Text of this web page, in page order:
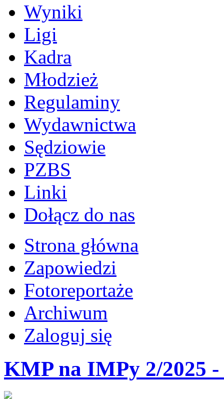
Wyniki
Ligi
Kadra
Młodzież
Regulaminy
Wydawnictwa
Sędziowie
PZBS
Linki
Dołącz do nas
Strona główna
Zapowiedzi
Fotoreportaże
Archiwum
Zaloguj się
KMP na IMPy 2/2025